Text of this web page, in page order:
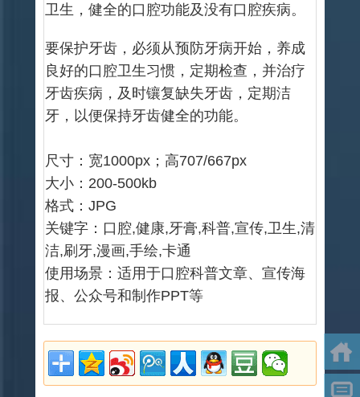
卫生，健全的口腔功能及没有口腔疾病。
要保护牙齿，必须从预防牙病开始，养成
良好的口腔卫生习惯，定期检查，并治疗
牙齿疾病，及时镶复缺失牙齿，定期洁
牙，以便保持牙齿健全的功能。
尺寸：宽1000px；高707/667px
大小：200-500kb
格式：JPG
关键字：口腔,健康,牙膏,科普,宣传,卫生,清
洁,刷牙,漫画,手绘,卡通
使用场景：适用于口腔科普文章、宣传海
报、公众号和制作PPT等